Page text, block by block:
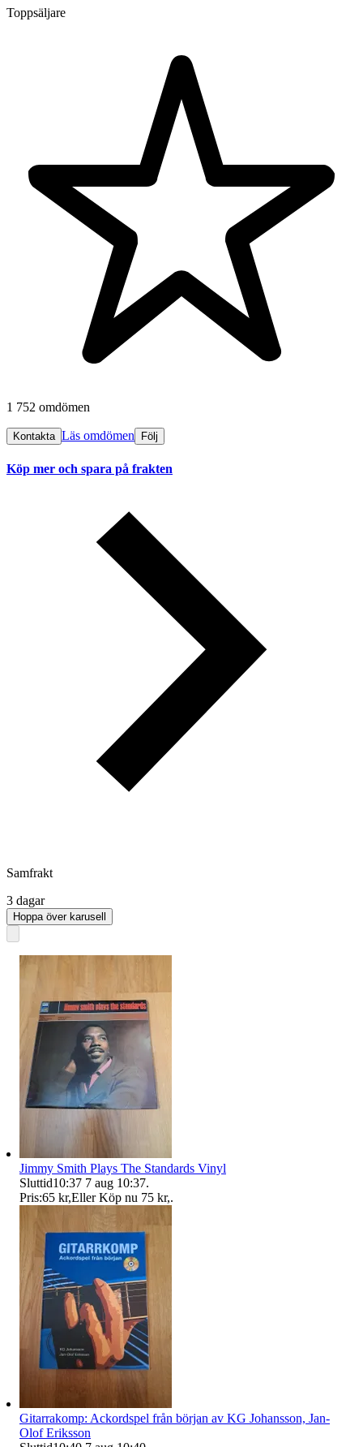
Toppsäljare
1 752 omdömen
Kontakta Läs omdömen Följ
Köp mer och spara på frakten
Samfrakt
3 dagar
Hoppa över karusell
Jimmy Smith Plays The Standards Vinyl
Sluttid10:37 7 aug 10:37.
Pris:65 kr,Eller Köp nu 75 kr,.
Gitarrakomp: Ackordspel från början av KG Johansson, Jan-
Olof Eriksson